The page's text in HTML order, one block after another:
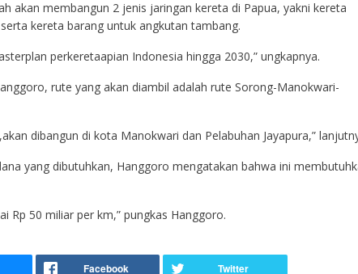
akan membangun 2 jenis jaringan kereta di Papua, yakni kereta
kereta barang untuk angkutan tambang.
perkeretaapian Indonesia hingga 2030,” ungkapnya.
rute yang akan diambil adalah rute Sorong-Manokwari-
dibangun di kota Manokwari dan Pelabuhan Jayapura,”
yang dibutuhkan, Hanggoro mengatakan bahwa ini
Rp 50 miliar per km,” pungkas Hanggoro.